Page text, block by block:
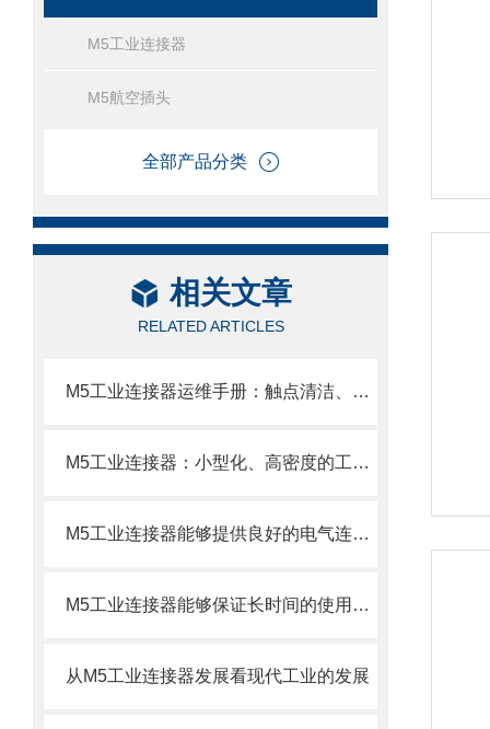
M5工业连接器
M5航空插头
全部产品分类
相关文章
RELATED ARTICLES
M5工业连接器运维手册：触点清洁、防水密封检查与连接松动故障排查技巧
M5工业连接器：小型化、高密度的工业连接解决方案
M5工业连接器能够提供良好的电气连接性能和插拔力
M5工业连接器能够保证长时间的使用寿命和稳定的电气性能
从M5工业连接器发展看现代工业的发展